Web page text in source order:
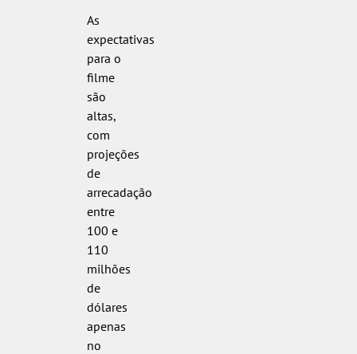
As
expectativas
para o
filme
são
altas,
com
projeções
de
arrecadação
entre
100 e
110
milhões
de
dólares
apenas
no